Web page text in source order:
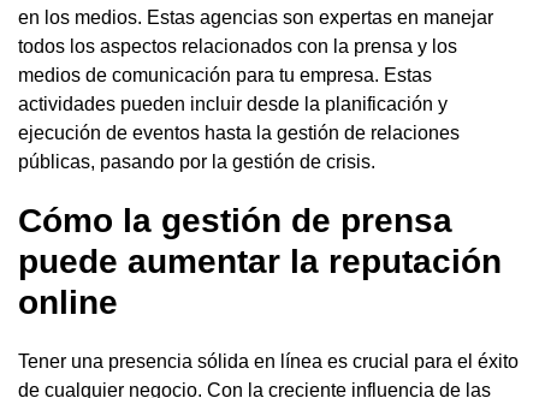
en los medios. Estas agencias son expertas en manejar
todos los aspectos relacionados con la prensa y los
medios de comunicación para tu empresa. Estas
actividades pueden incluir desde la planificación y
ejecución de eventos hasta la gestión de relaciones
públicas, pasando por la gestión de crisis.
Cómo la gestión de prensa
puede aumentar la reputación
online
Tener una presencia sólida en línea es crucial para el éxito
de cualquier negocio. Con la creciente influencia de las